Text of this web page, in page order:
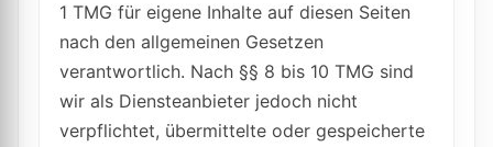
1 TMG für eigene Inhalte auf diesen Seiten
nach den allgemeinen Gesetzen
verantwortlich. Nach §§ 8 bis 10 TMG sind
wir als Diensteanbieter jedoch nicht
verpflichtet, übermittelte oder gespeicherte